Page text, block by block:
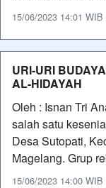
15/06/2023 14:01
URI-URI
AL-HIDAYAH
Oleh : Isnan Tri
salah satu
Desa Sutopati,
Magelang. Grup
15/06/2023 14:00